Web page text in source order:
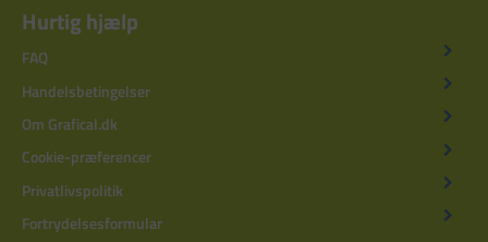
Hurtig hjælp
FAQ
Handelsbetingelser
Om Grafical.dk
Cookie-præferencer
Privatlivspolitik
Fortrydelsesformular